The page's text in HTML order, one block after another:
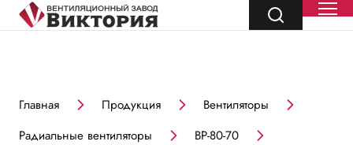
Главная Продукция
Вентиляторы
Радиальные вентиляторы
ВР-80-70